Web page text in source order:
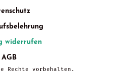
widerrufen
AGB
Rechte vorbehalten.